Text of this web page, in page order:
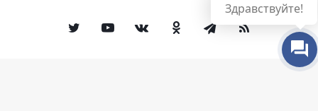
TwitterYouTubevk.comОдноклассники
Telegram
RSS
Здравствуйте!